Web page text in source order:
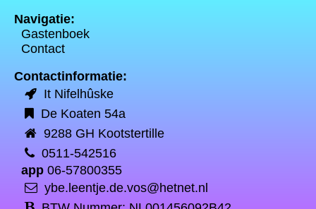
Navigatie:
Gastenboek
Contact
Contactinformatie:
It Nifelhûske
De Koaten 54a
9288 GH Kootstertille
0511-542516
app 06-57800355
ybe.leentje.de.vos@hetnet.nl